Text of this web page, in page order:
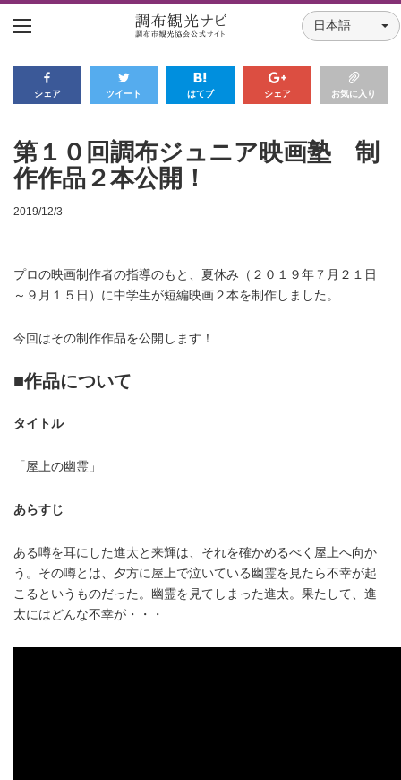
日本語
シェア ツイート はてブ シェア お気に入り
第１０回調布ジュニア映画塾 制
作作品２本公開！
2019/12/3
プロの映画制作者の指導のもと、夏休み（２０１９年７月２１日
～９月１５日）に中学生が短編映画２本を制作しました。
今回はその制作作品を公開します！
■作品について
タイトル
「屋上の幽霊」
あらすじ
ある噂を耳にした進太と来輝は、それを確かめるべく屋上へ向か
う。その噂とは、夕方に屋上で泣いている幽霊を見たら不幸が起
こるというものだった。幽霊を見てしまった進太。果たして、進
太にはどんな不幸が・・・